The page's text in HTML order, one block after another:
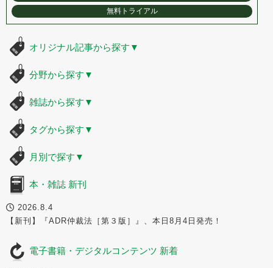
無料トライアル
オリジナル記事から探す ▼
分野から探す ▼
雑誌から探す ▼
タグから探す ▼
月別で探す ▼
本・雑誌 新刊
2026.8.4
【新刊】『ADR仲裁法［第３版］』、本日8月4日発売！
電子書籍・デジタルコンテンツ 新着